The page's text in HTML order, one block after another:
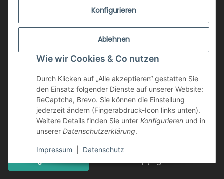
Konfigurieren
Ablehnen
Wie wir Cookies & Co nutzen
Durch Klicken auf „Alle akzeptieren“ gestatten Sie
den Einsatz folgender Dienste auf unserer Website:
ReCaptcha, Brevo. Sie können die Einstellung
jederzeit ändern (Fingerabdruck-Icon links unten).
Weitere Details finden Sie unter Konfigurieren und in
unserer Datenschutzerklärung.
Impressum Datenschutz
ZUSTANDSBEWERTUNG
ZAHLUNGSMÖGLICHKEITEN
AGB
WIDERRUFSRECHT
DATENSCHUTZ
NEWSLETTER
Vertrag widerrufen Copyright © retrotain